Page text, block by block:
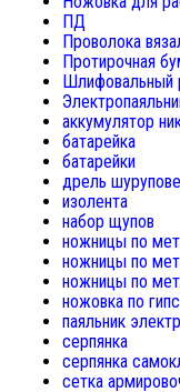
ПД
Проволока
Протирочная
Шлифовальный
аккумулятор
батарейка
батарейки
дрель
изолента
набор щупов
ножницы по
ножницы по
ножницы по
ножовка по
паяльник
серпянка
серпянка
сетка